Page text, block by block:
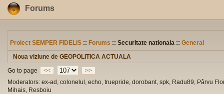
Forums
Proiect SEMPER FIDELIS :: Forums :: Securitate nationala :: General
Noua viziune de GEOPOLITICA ACTUALA
Go to page
<<
>>
Moderators: ex-ad, colonelul, echo, truepride, dorobant, spk, Radu89, Pârvu
Mihais, Resboiu